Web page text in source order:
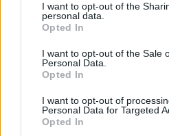
I want to opt-out of the
personal data.
Opted In
I want to opt-out of the Sale
Personal Data.
Opted In
I want to opt-out of
Personal Data for Targeted
Opted In
e dei personaggi, è
allo stesso modo uno tra
Daenerys dovrà morire
impensabile un finale
felici e contenti o